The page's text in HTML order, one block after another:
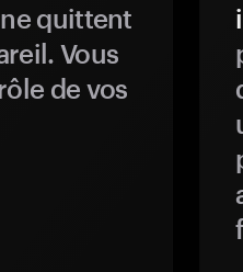
quittent
Vous
de vos